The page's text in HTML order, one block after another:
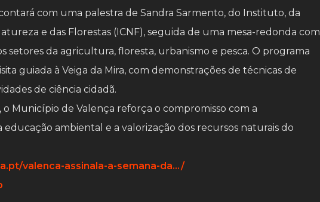
com uma palestra de Sandra Sarmento, do Instituto, da
e das Florestas (ICNF), seguida de uma mesa-redonda com
setores da agricultura, floresta, urbanismo e pesca. O programa
guiada à Veiga da Mira, com demonstrações de técnicas de
de ciência cidadã.
o Município de Valença reforça o compromisso com a
educação ambiental e a valorização dos recursos naturais do
valenca-assinala-a-semana-da…/